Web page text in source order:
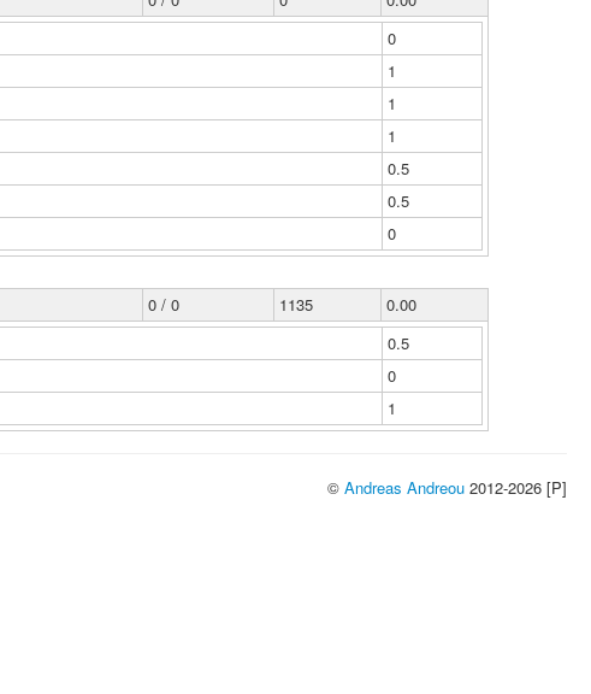
0
1
1
1
0.5
0.5
0
0 / 0 1135
0.00
0.5
0
1
© Andreas Andreou 2012-2026 [P]